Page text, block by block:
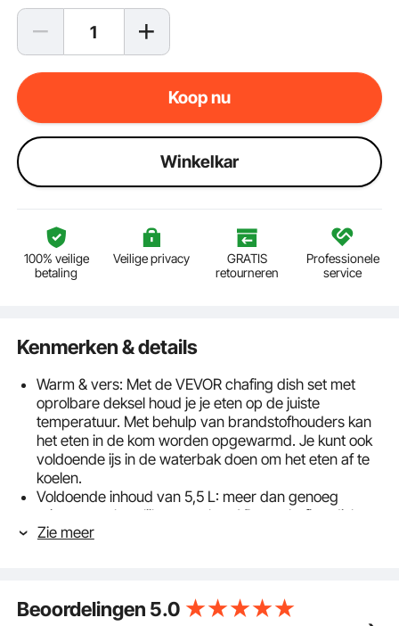
Koop nu
Winkelkar
100% veilige
betaling
Veilige privacy
GRATIS
retourneren
Professionele
service
Kenmerken & details
Warm & vers: Met de VEVOR chafing dish set met
oprolbare deksel houd je je eten op de juiste
temperatuur. Met behulp van brandstofhouders kan
het eten in de kom worden opgewarmd. Je kunt ook
voldoende ijs in de waterbak doen om het eten af ​​te
koelen.
Voldoende inhoud van 5,5 L: meer dan genoeg
ruimte voor heerlijke gerechten! Deze chafing dish-
set biedt u twee halfgrote containers die gemakkelijk
FOOD GRADE ROESTVRIJ STAAL: Gemaakt van
Zie meer
Beoordelingen 5.0